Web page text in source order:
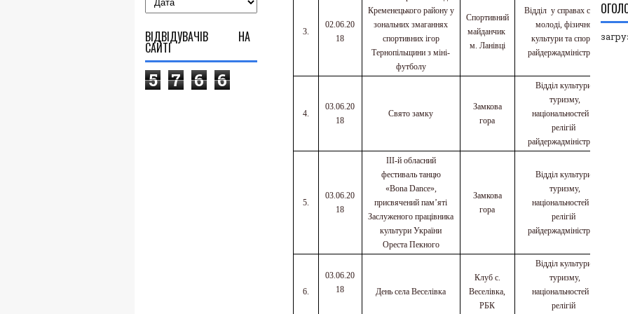
3.
02.06.20
18
Кременецького району у
зональних змаганнях
спортивних ігор
Тернопільщини з міні-
футболу
Спортивний
майданчик
м. Ланівці
Відділ у справах сім
ї,
молоді, фізичної
культури та спорту
райдержадміністрації
4.
03.06.20
18
Свято замку
Замкова
гора
Відділ культури,
туризму,
національностей та
релігій
райдержадміністрації
5.
03.06.20
18
III-й обласний
фестиваль танцю
«Bona Dance»,
присвячений пам’яті
Заслуженого працівника
культури України
Ореста Пекного
Замкова
гора
Відділ культури,
туризму,
національностей та
релігій
райдержадміністрації
6.
03.06.20
18
День села Веселівка
Клуб с.
Веселівка,
РБК
Відділ культури,
туризму,
національностей та
релігій
ВІДВІДУВАЧІВ НА
САЙТІ
5 7 6 6